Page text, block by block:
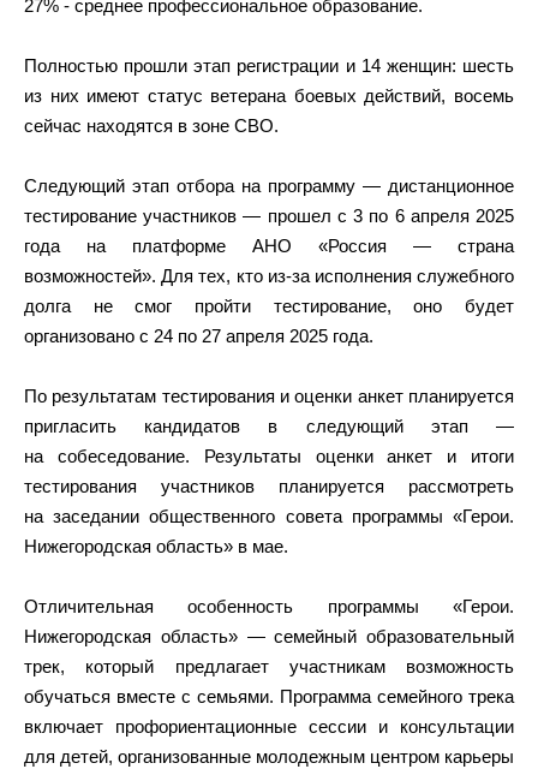
27% - среднее профессиональное образование.
Полностью прошли этап регистрации и 14 женщин: шесть
из них имеют статус ветерана боевых действий, восемь
сейчас находятся в зоне СВО.
Следующий этап отбора на программу — дистанционное
тестирование участников — прошел с 3 по 6 апреля 2025
года на платформе АНО «Россия — страна
возможностей». Для тех, кто из-за исполнения служебного
долга не смог пройти тестирование, оно будет
организовано с 24 по 27 апреля 2025 года.
По результатам тестирования и оценки анкет планируется
пригласить кандидатов в следующий этап —
на собеседование. Результаты оценки анкет и итоги
тестирования участников планируется рассмотреть
на заседании общественного совета программы «Герои.
Нижегородская область» в мае.
Отличительная особенность программы «Герои.
Нижегородская область» — семейный образовательный
трек, который предлагает участникам возможность
обучаться вместе с семьями. Программа семейного трека
включает профориентационные сессии и консультации
для детей, организованные молодежным центром карьеры